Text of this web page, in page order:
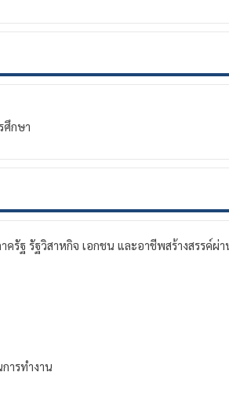
ศึกษา
รัฐวิสาหกิจ เอกชน และอาชีพสร้างสรรค์ผ่า
รทำงาน